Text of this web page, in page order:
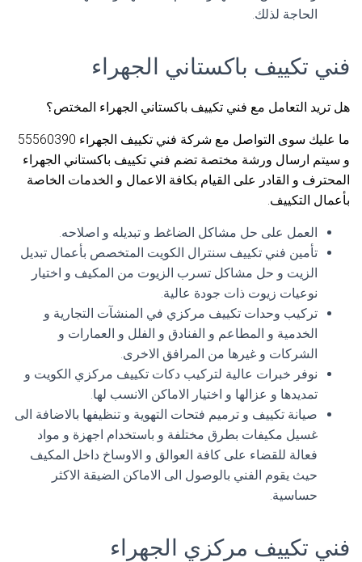
الحاجة لذلك.
فني تكييف باكستاني الجهراء
هل تريد التعامل مع فني تكييف باكستاني الجهراء المختص؟
ما عليك سوى التواصل مع شركة فني تكييف الجهراء 55560390
و سيتم ارسال ورشة مختصة تضم فني تكييف باكستاني الجهراء
المحترف و القادر على القيام بكافة الاعمال و الخدمات الخاصة
بأعمال التكييف.
العمل على حل مشاكل الضاغط و تبديله و اصلاحه.
تأمين فني تكييف سنترال الكويت المتخصص بأعمال تبديل
الزيت و حل مشاكل تسرب الزيوت من المكيف و اختيار
نوعيات زيوت ذات جودة عالية.
تركيب وحدات تكييف مركزي في المنشآت التجارية و
الخدمية و المطاعم و الفنادق و الفلل و العمارات و
الشركات و غيرها من المرافق الاخرى.
نوفر خبرات عالية لتركيب دكات تكييف مركزي الكويت و
تمديدها و عزالها و اختيار الاماكن الانسب لها.
صيانة تكييف و ترميم فتحات التهوية و تنظيفها بالاضافة الى
غسيل مكيفات بطرق مختلفة و باستخدام اجهزة و مواد
فعالة للقضاء على كافة العوالق و الاوساخ داخل المكيف
حيث يقوم الفني بالوصول الى الاماكن الضيقة الاكثر
حساسية.
فني تكييف مركزي الجهراء